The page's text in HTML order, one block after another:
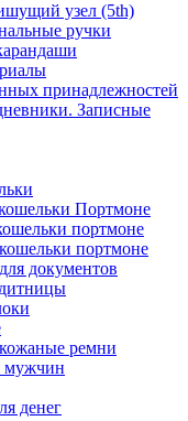
узел (5th)
ручки
принадлежностей
Записные
Портмоне
портмоне
портмоне
документов
ремни
мужчин
денег